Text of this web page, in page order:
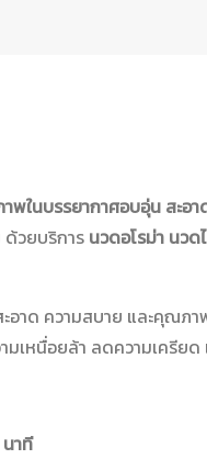
ในบรรยากาศอบอุ่น สะอา
ด้วยบริการ นวดอโรม่า นว
ะอาด ความสบาย และคุณ
เหนื่อยล้า ลดความเครีย
าที